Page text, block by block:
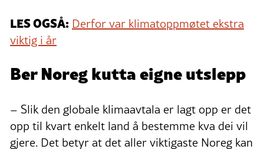
LES OGSÅ: Derfor var klimatoppmøtet ekstra
viktig i år
Ber Noreg kutta eigne utslepp
– Slik den globale klimaavtala er lagt opp er det
opp til kvart enkelt land å bestemme kva dei vil
gjere. Det betyr at det aller viktigaste Noreg kan